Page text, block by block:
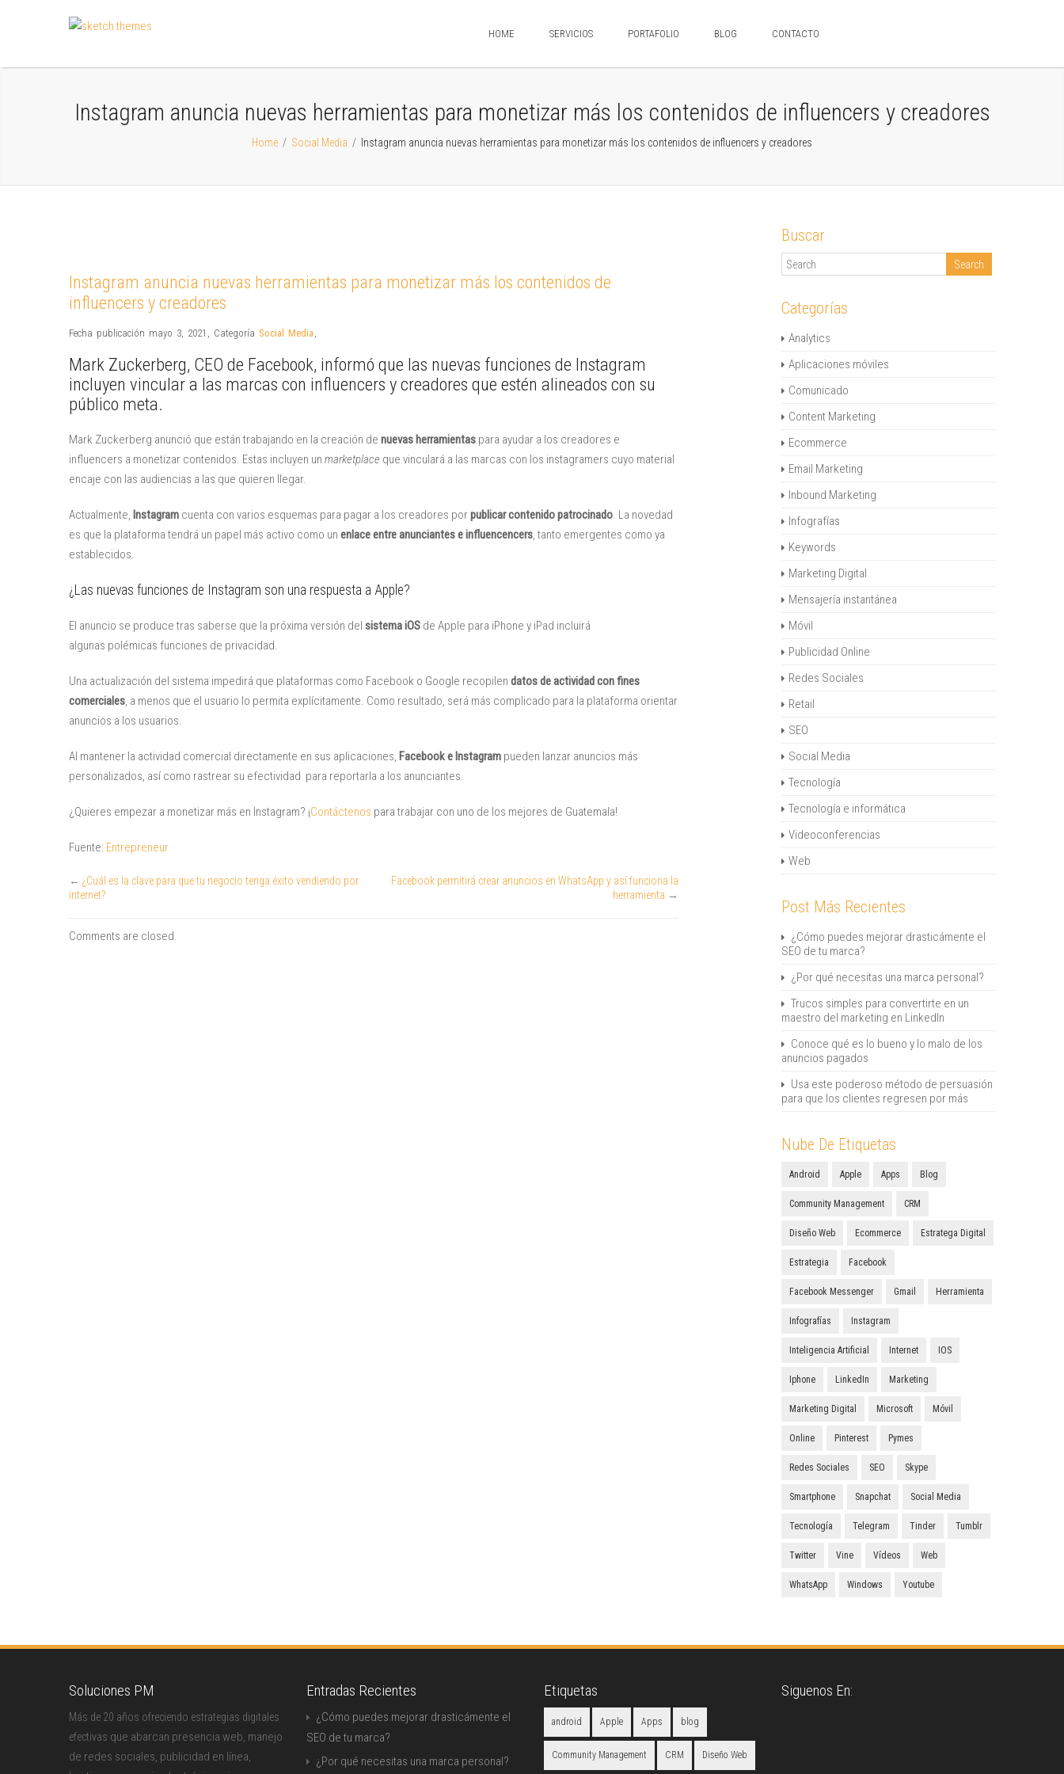
HOME SERVICIOS PORTAFOLIO BLOG CONTACTO
Instagram anuncia nuevas herramientas para monetizar más los contenidos de influencers y creadores
Home / Social Media / Instagram anuncia nuevas herramientas para monetizar más los contenidos de influencers y creadores
Instagram anuncia nuevas herramientas para monetizar más los contenidos de
influencers y creadores
Fecha publicación mayo 3, 2021 , Categoría Social Media ,
Mark Zuckerberg, CEO de Facebook, informó que las nuevas funciones de Instagram
incluyen vincular a las marcas con influencers y creadores que estén alineados con su
público meta.
Mark Zuckerberg anunció que están trabajando en la creación de nuevas herramientas para ayudar a los creadores e
influencers a monetizar contenidos. Estas incluyen un marketplace que vinculará a las marcas con los instagramers cuyo material
encaje con las audiencias a las que quieren llegar.
Actualmente, Instagram cuenta con varios esquemas para pagar a los creadores porpublicar contenido patrocinado. La novedad
es que la plataforma tendrá un papel más activo como un enlace entre anunciantes e influencencers, tanto emergentes como ya
establecidos.
¿Las nuevas funciones de Instagram son una respuesta a Apple?
El anuncio se produce tras saberse que la próxima versión del sistema iOS de Apple para iPhone y iPad incluirá
algunas polémicas funciones de privacidad.
Una actualización del sistema impedirá que plataformas como Facebook o Google recopilen datos de actividad con fines
comerciales, a menos que el usuario lo permita explícitamente. Como resultado, será más complicado para la plataforma orientar
anuncios a los usuarios.
Al mantener la actividad comercial directamente en sus aplicaciones, Facebook e Instagram pueden lanzar anuncios más
personalizados, así como rastrear su efectividad para reportarla a los anunciantes.
¿Quieres empezar a monetizar más en Instagram? ¡Contáctenos para trabajar con uno de los mejores de Guatemala!
Fuente: Entrepreneur
← ¿Cuál es la clave para que tu negocio tenga éxito vendiendo por
internet?
Facebook permitirá crear anuncios en WhatsApp y así funciona la
herramienta →
Comments are closed.
Buscar
Categorías
Analytics
Aplicaciones móviles
Comunicado
Content Marketing
Ecommerce
Email Marketing
Inbound Marketing
Infografías
Keywords
Marketing Digital
Mensajería instantánea
Móvil
Publicidad Online
Redes Sociales
Retail
SEO
Social Media
Tecnología
Tecnología e informática
Videoconferencias
Web
Post Más Recientes
¿Cómo puedes mejorar drasticámente el
SEO de tu marca?
¿Por qué necesitas una marca personal?
Trucos simples para convertirte en un
maestro del marketing en LinkedIn
Conoce qué es lo bueno y lo malo de los
anuncios pagados
Usa este poderoso método de persuasión
para que los clientes regresen por más
Nube De Etiquetas
Android Apple Apps Blog
Community Management CRM
Diseño Web Ecommerce Estratega Digital
Estrategia Facebook
Facebook Messenger Gmail Herramienta
Infografías Instagram
Inteligencia Artificial Internet IOS
Iphone LinkedIn Marketing
Marketing Digital Microsoft Móvil
Online Pinterest Pymes
Redes Sociales SEO Skype
Smartphone Snapchat Social Media
Tecnología Telegram Tinder Tumblr
Twitter Vine Vídeos Web
WhatsApp Windows Youtube
Soluciones PM
Más de 20 años ofreciendo estrategias digitales
efectivas que abarcan presencia web, manejo
de redes sociales, publicidad en línea,
Entradas Recientes
¿Cómo puedes mejorar drasticámente el
SEO de tu marca?
¿Por qué necesitas una marca personal?
Etiquetas
android Apple Apps blog
Community Management CRM Diseño Web
Siguenos En: